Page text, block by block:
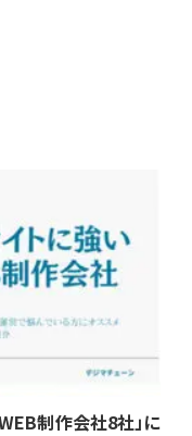
制作会社8社」に